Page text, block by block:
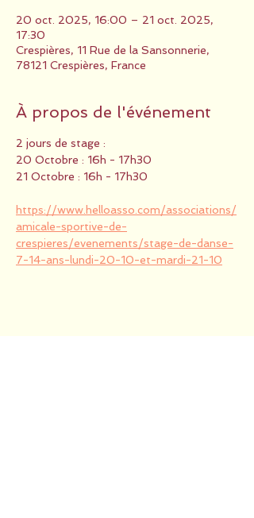
20 oct. 2025, 16:00 – 21 oct. 2025,
17:30
Crespières, 11 Rue de la Sansonnerie,
78121 Crespières, France
À propos de l'événement
2 jours de stage :
20 Octobre : 16h - 17h30
21 Octobre : 16h - 17h30
https://www.helloasso.com/associations/
amicale-sportive-de-
crespieres/evenements/stage-de-danse-
7-14-ans-lundi-20-10-et-mardi-21-10